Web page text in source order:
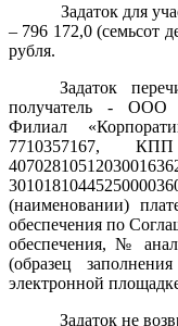
Задаток для
– 796 172,0 (семьсот
рубля.
Задаток
получатель -ООО
Филиал
7710357167,
(наименовании)
обеспечения по
обеспечения, №
(образец
электронной
Задаток не